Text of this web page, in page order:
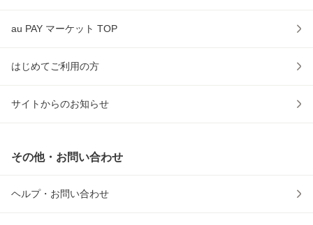
au PAY マーケット TOP
はじめてご利用の方
サイトからのお知らせ
その他・お問い合わせ
ヘルプ・お問い合わせ